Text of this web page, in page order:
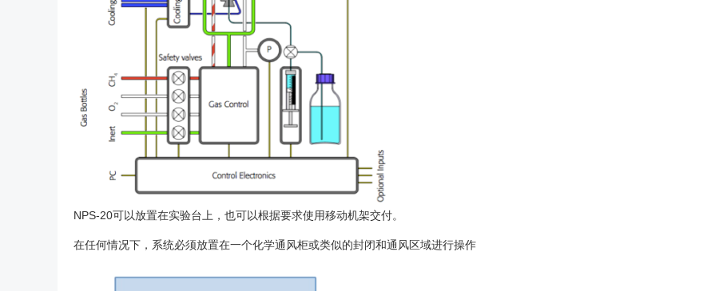
NPS-20可以放置在实验台上，也可以根据要求使用移动机架交付。
在任何情况下，系统必须放置在一个化学通风柜或类似的封闭和通风区域进行操作